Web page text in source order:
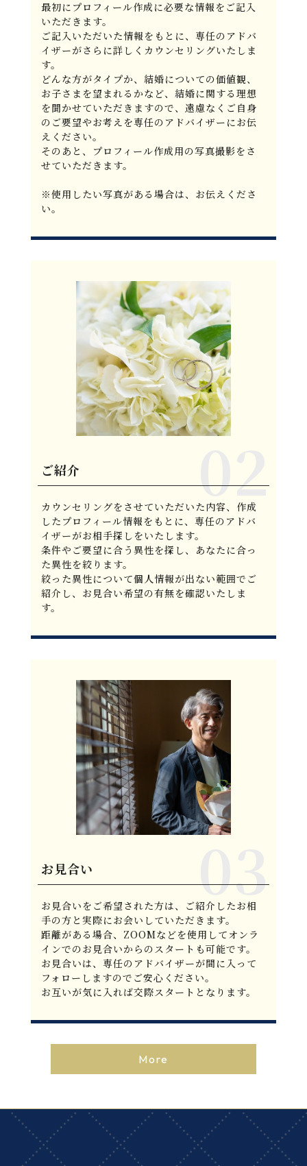
最初にプロフィール作成に必要な情報をご記入
いただきます。
ご記入いただいた情報をもとに、専任のアドバ
イザーがさらに詳しくカウンセリングいたしま
す。
どんな方がタイプか、結婚についての価値観、
お子さまを望まれるかなど、結婚に関する理想
を聞かせていただきますので、遠慮なくご自身
のご要望やお考えを専任のアドバイザーにお伝
えください。
そのあと、プロフィール作成用の写真撮影をさ
せていただきます。
※使用したい写真がある場合は、お伝えくださ
い。
ご紹介
カウンセリングをさせていただいた内容、作成
したプロフィール情報をもとに、専任のアドバ
イザーがお相手探しをいたします。
条件やご要望に合う異性を探し、あなたに合っ
た異性を絞ります。
絞った異性について個人情報が出ない範囲でご
紹介し、お見合い希望の有無を確認いたしま
す。
お見合い
お見合いをご希望された方は、ご紹介したお相
手の方と実際にお会いしていただきます。
距離がある場合、ZOOMなどを使用してオンラ
インでのお見合いからのスタートも可能です。
お見合いは、専任のアドバイザーが間に入って
フォローしますのでご安心ください。
お互いが気に入れば交際スタートとなります。
More